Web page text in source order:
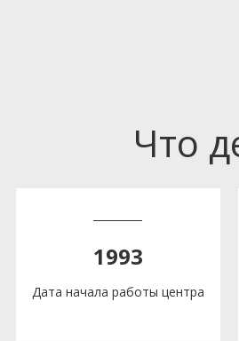
Что
1993
Дата начала работы центра